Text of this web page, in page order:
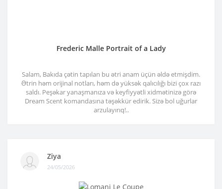
Frederic Malle Portrait of a Lady
Salam, Bakıda çətin tapılan bu ətri anam üçün əldə etmişdim.
Ətrin həm orijinal notları, həm də yüksək qalıcılığı bizi çox razı
saldı. Peşəkar yanaşmanıza və keyfiyyətli xidmətinizə görə
Dream Scent komandasına təşəkkür edirik. Sizə bol uğurlar
arzulayırıq!..
Ziya
24/05/2026